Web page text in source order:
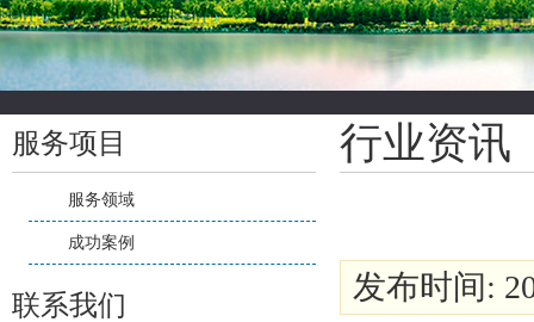
服务项目
服务领域
成功案例
联系我们
行业资讯
发布时间: